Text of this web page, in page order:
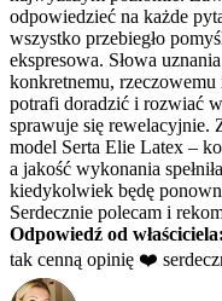
odpowiedzieć na każde
wszystko przebiegło
ekspresowa. Słowa
konkretnemu,
potrafi doradzić i rozwiać
sprawuje się rewelacyjnie.
model Serta Elie Latex –
a jakość wykonania
kiedykolwiek będę
Serdecznie polecam i
Odpowiedź od właściciela:
tak cenną opinię ❤️